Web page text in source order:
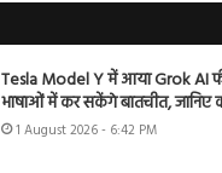
Tesla Model Y में आया Grok AI
भाषाओं में कर सकेंगे बातचीत, जानिए
1 August 2026 - 6:42 PM